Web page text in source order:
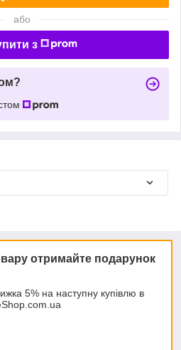
або
з
отримайте подарунок
5% на наступну купівлю в